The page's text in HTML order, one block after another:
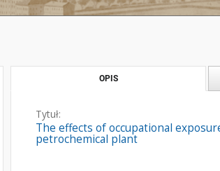
OPIS
Tytuł:
The effects of occupational
petrochemical plant